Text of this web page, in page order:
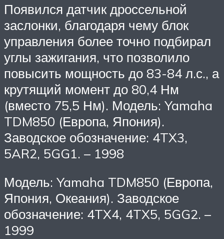
Появился датчик дроссельной
заслонки, благодаря чему блок
управления более точно подбирал
углы зажигания, что позволило
повысить мощность до 83-84 л.с., а
крутящий момент до 80,4 Нм
(вместо 75,5 Нм). Модель: Yamaha
TDM850 (Европа, Япония).
Заводское обозначение: 4TX3,
5AR2, 5GG1. – 1998
Модель: Yamaha TDM850 (Европа,
Япония, Океания). Заводское
обозначение: 4TX4, 4TX5, 5GG2. –
1999